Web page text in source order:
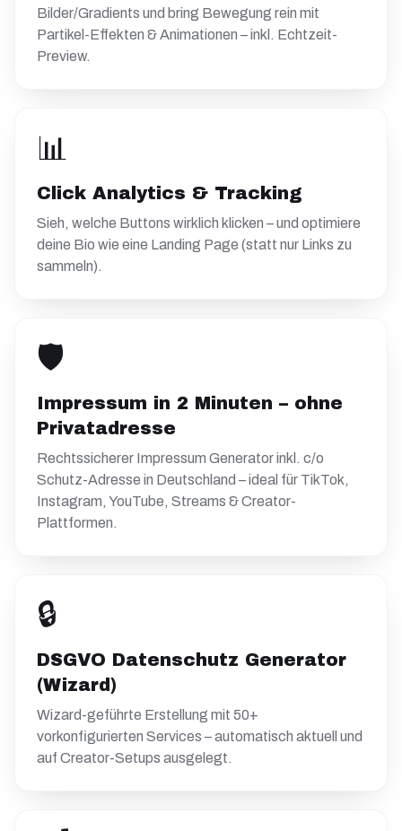
Bilder/Gradients und bring Bewegung rein mit
Partikel-Effekten & Animationen – inkl. Echtzeit-
Preview.
📊
Click Analytics & Tracking
Sieh, welche Buttons wirklich klicken – und optimiere
deine Bio wie eine Landing Page (statt nur Links zu
sammeln).
🛡️
Impressum in 2 Minuten – ohne
Privatadresse
Rechtssicherer Impressum Generator inkl. c/o
Schutz-Adresse in Deutschland – ideal für TikTok,
Instagram, YouTube, Streams & Creator-
Plattformen.
🔒
DSGVO Datenschutz Generator
(Wizard)
Wizard-geführte Erstellung mit 50+
vorkonfigurierten Services – automatisch aktuell und
auf Creator-Setups ausgelegt.